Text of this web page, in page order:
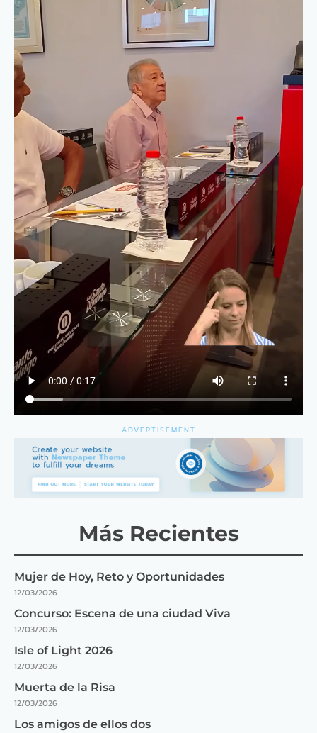
- ADVERTISEMENT -
Más Recientes
Mujer de Hoy, Reto y Oportunidades
12/03/2026
Concurso: Escena de una ciudad Viva
12/03/2026
Isle of Light 2026
12/03/2026
Muerta de la Risa
12/03/2026
Los amigos de ellos dos